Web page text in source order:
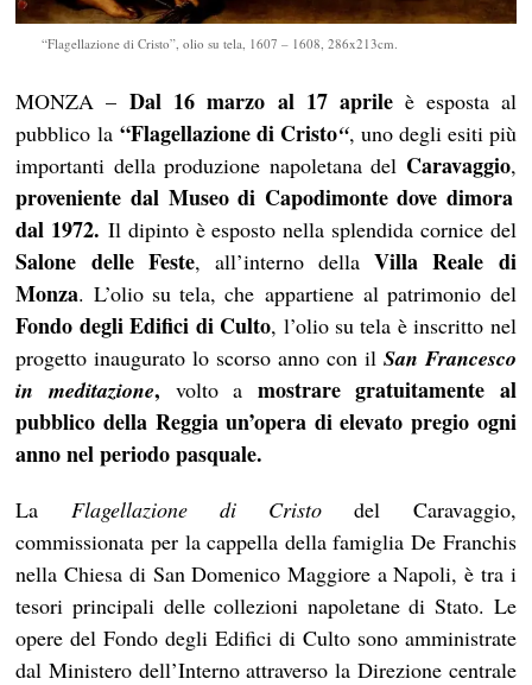
“Flagellazione di Cristo”, olio su tela, 1607 – 1608, 286x213cm.
MONZA –Dal 16 marzo al 17 aprile è esposta al
pubblico la “Flagellazione di Cristo“, uno degli esiti più
importanti della produzione napoletana del Caravaggio,
proveniente dal Museo di Capodimonte dove dimora
dal 1972. Il dipinto è esposto nella splendida cornice del
Salone delle Feste, all’interno dellaVilla Reale di
Monza. L’olio su tela, che appartiene al patrimonio del
Fondo degli Edifici di Culto, l’olio su tela è inscritto nel
progetto inaugurato lo scorso anno con il San Francesco
in meditazione, volto a mostrare gratuitamente al
pubblico della Reggia un’opera di elevato pregio ogni
anno nel periodo pasquale.
La Flagellazione di Cristo del Caravaggio,
commissionata per la cappella della famiglia De Franchis
nella Chiesa di San Domenico Maggiore a Napoli, è tra i
tesori principali delle collezioni napoletane di Stato. Le
opere del Fondo degli Edifici di Culto sono amministrate
dal Ministero dell’Interno attraverso la Direzione centrale